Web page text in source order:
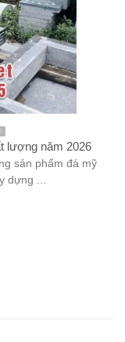
lượng năm 2026
sản phẩm đá mỹ
dựng ...